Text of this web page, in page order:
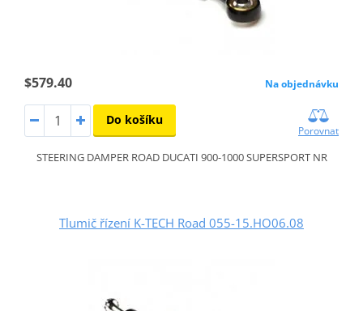
$579.40 Na objednávku
Do košíku
Porovnat
STEERING DAMPER ROAD DUCATI 900-1000 SUPERSPORT NR
Tlumič řízení K-TECH Road 055-15.HO06.08